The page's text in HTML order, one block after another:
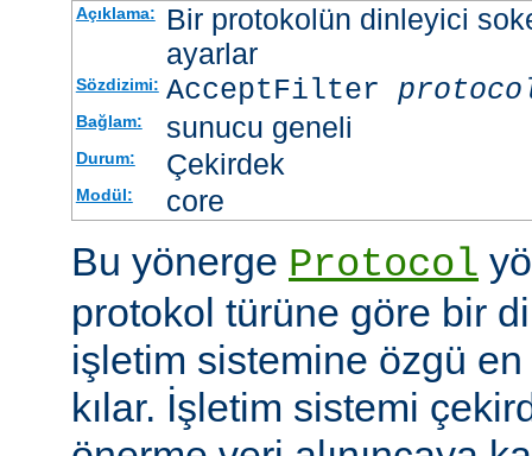
Açıklama:
Bir protokolün dinleyici
ayarlar
Sözdizimi: AcceptFilter
Bağlam: sunucu geneli
Durum: Çekirdek
Modül: core
Bu yönerge Protocol
protokol türüne göre bir
işletim sistemine özgü
kılar. İşletim sistemi